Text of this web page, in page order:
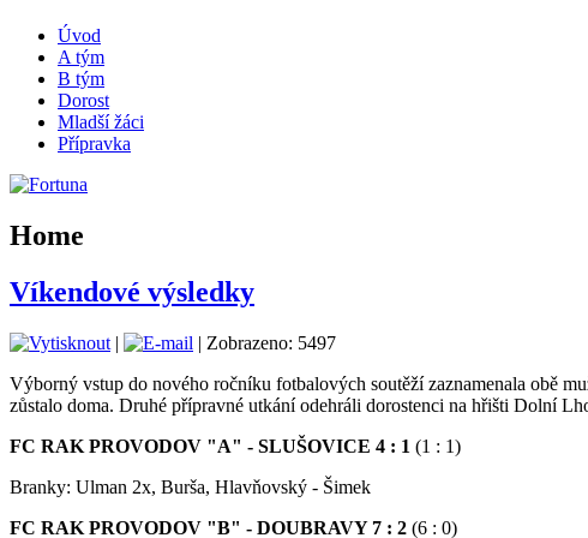
Úvod
A tým
B tým
Dorost
Mladší žáci
Přípravka
Home
Víkendové výsledky
|
| Zobrazeno: 5497
Výborný vstup do nového ročníku fotbalových soutěží zaznamenala obě
zůstalo doma. Druhé přípravné utkání odehráli dorostenci na hřišti Dolní
FC RAK PROVODOV "A" - SLUŠOVICE 4 : 1 (1 : 1)
Branky: Ulman 2x, Burša, Hlavňovský - Šimek
FC RAK PROVODOV "B" - DOUBRAVY 7 : 2 (6 : 0)